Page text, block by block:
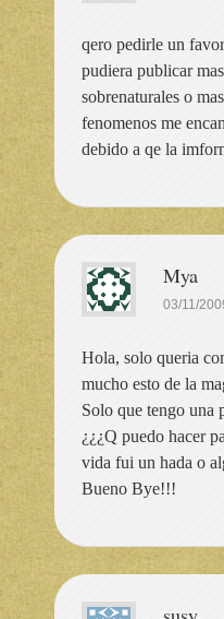
qero pedirle un
pudiera publicar
sobrenaturales o
fenomenos me
debido a qe la
Mya
03/11/
Hola, solo queria
mucho esto de la
Solo que tengo una
¿¿¿Q puedo hacer
vida fui un hada o
Bueno Bye!!!